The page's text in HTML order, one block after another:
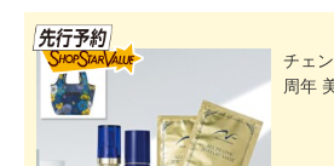
チェ
周年